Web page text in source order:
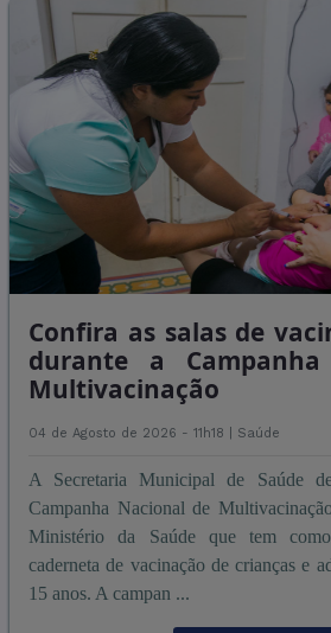
Confira as salas de
durante a
Multivacinação
04 de Agosto de 2026 - 11h18 | Saúde
A Secretaria Municipal de Saúde
Campanha Nacional de
Ministério da Saúde que tem
caderneta de vacinação de crianças e
15 anos. A campan ...